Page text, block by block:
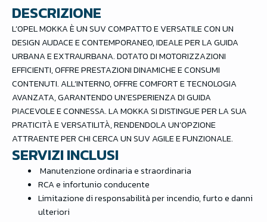
DESCRIZIONE
L’OPEL MOKKA È UN SUV COMPATTO E VERSATILE CON UN
DESIGN AUDACE E CONTEMPORANEO, IDEALE PER LA GUIDA
URBANA E EXTRAURBANA. DOTATO DI MOTORIZZAZIONI
EFFICIENTI, OFFRE PRESTAZIONI DINAMICHE E CONSUMI
CONTENUTI. ALL’INTERNO, OFFRE COMFORT E TECNOLOGIA
AVANZATA, GARANTENDO UN’ESPERIENZA DI GUIDA
PIACEVOLE E CONNESSA. LA MOKKA SI DISTINGUE PER LA SUA
PRATICITÀ E VERSATILITÀ, RENDENDOLA UN’OPZIONE
ATTRAENTE PER CHI CERCA UN SUV AGILE E FUNZIONALE.
SERVIZI INCLUSI
Manutenzione ordinaria e straordinaria
RCA e infortunio conducente
Limitazione di responsabilità per incendio, furto e danni
ulteriori